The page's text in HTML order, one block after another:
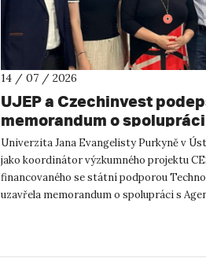
14 / 07 / 2026
UJEP a Czechinvest
memorandum o
podnikatelském prostředí
výzkum CESMOD
Univerzita Jana Evangelisty Purkyně v
jako koordinátor výzkumného projektu
financovaného se státní podporou
uzavřela memorandum o spolupráci s